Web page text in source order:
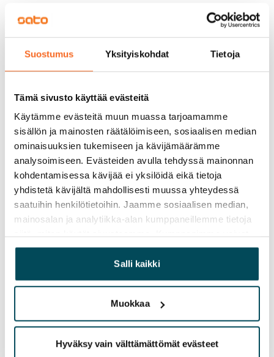
Suostumus Yksityiskohdat Tietoja
Tämä sivusto käyttää evästeitä
Käytämme evästeitä muun muassa tarjoamamme
sisällön ja mainosten räätälöimiseen, sosiaalisen median
ominaisuuksien tukemiseen ja kävijämäärämme
analysoimiseen. Evästeiden avulla tehdyssä mainonnan
kohdentamisessa kävijää ei yksilöidä eikä tietoja
yhdistetä kävijältä mahdollisesti muussa yhteydessä
saatuihin henkilötietoihin. Jaamme sosiaalisen median,
mainosalan ja analytiikka-alan kumppaneillemme tietoja
yhdistää näitä tietoja muihin tietoihin, joita olet antanut
heille tai joita on kerätty, kun olet käyttänyt heidän
palvelujaan.
Salli kaikki
Muokkaa
Hyväksy vain välttämättömät evästeet
Vuokravakuus
0 €, (yrityksille min. 1 kk vuokra)
Vesimaksu
27 €/hlö/kk
Sähkömaksu
Vuokralainen solmii itse sähkösopimuksen.
Laajakaista
Vuokraan sisältyy 50 M laajakaistaliittymä. Voit hankkia
lisänopeutta etuhintaan ottamalla yhteyttä
operaattoriin Telia.
Kyllä
Ei